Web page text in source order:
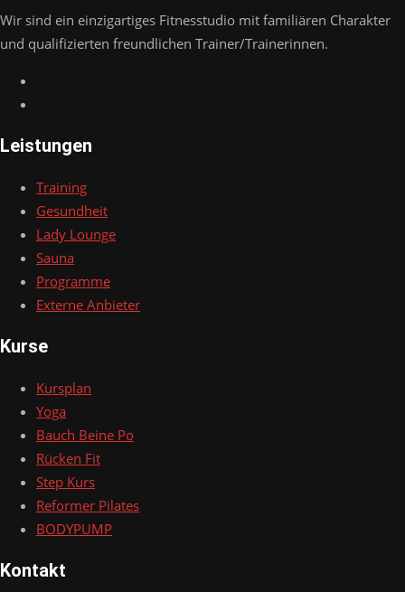
Wir sind ein einzigartiges Fitnesstudio mit familiären Charakter
und qualifizierten freundlichen Trainer/Trainerinnen.
Leistungen
Training
Gesundheit
Lady Lounge
Sauna
Programme
Externe Anbieter
Kurse
Kursplan
Yoga
Bauch Beine Po
Rücken Fit
Step Kurs
Reformer Pilates
BODYPUMP
Kontakt